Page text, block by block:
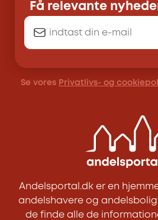
Få relevante
Se vores Privatlivs- og
Andelsportal.dk er en
andelshavere og
de finde alle de